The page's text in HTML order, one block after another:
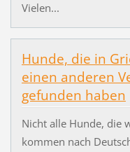
Vielen...
Hunde, die in
einen anderen
gefunden haben
Nicht alle Hunde, die
kommen nach